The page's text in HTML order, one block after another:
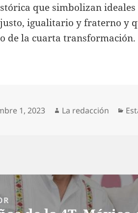
que simbolizan
igualitario y fraterno y
de la cuarta transformación.
1, 2023 Autor
La redacción